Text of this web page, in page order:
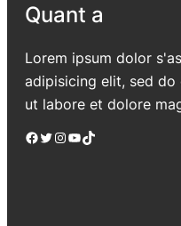
Quant a
Lorem ipsum dolor
adipisicing elit, sed
ut labore et dolore
Facebook Twitter Instagram YouTube TikTok